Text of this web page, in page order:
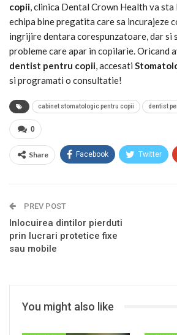
copii, clinica Dental Crown Health va sta
echipa bine pregatita care sa incurajeze
ingrijire dentara corespunzatoare, dar si
probleme care apar in copilarie. Oricand
dentist pentru copii, accesati
si programati o consultatie!
cabinet stomatologic pentru copii dentist
0
Share Facebook Twitter
PREV POST
Inlocuirea dintilor pierduti
prin lucrari protetice fixe
sau mobile
You might also like